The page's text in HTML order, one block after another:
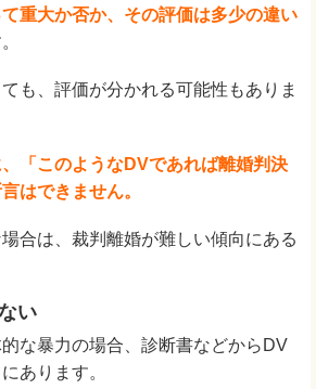
て重大か否か、その評価は多少の違い
も、評価が分かれる可能性もありま
「このようなDVであれば離婚判決
はできません。
合は、裁判離婚が難しい傾向にある
い
な暴力の場合、診断書などからDV
あります。